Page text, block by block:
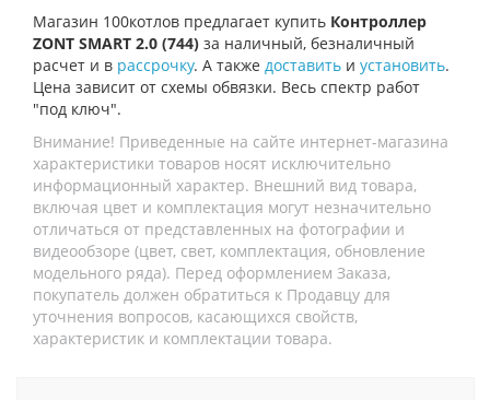
Магазин 100котлов предлагает купить Контроллер
ZONT SMART 2.0 (744) за наличный, безналичный
расчет и в рассрочку. А также доставить и установить.
Цена зависит от схемы обвязки. Весь спектр работ
"под ключ".
Внимание! Приведенные на сайте интернет-магазина
характеристики товаров носят исключительно
информационный характер. Внешний вид товара,
включая цвет и комплектация могут незначительно
отличаться от представленных на фотографии и
видеообзоре (цвет, свет, комплектация, обновление
модельного ряда). Перед оформлением Заказа,
покупатель должен обратиться к Продавцу для
уточнения вопросов, касающихся свойств,
характеристик и комплектации товара.